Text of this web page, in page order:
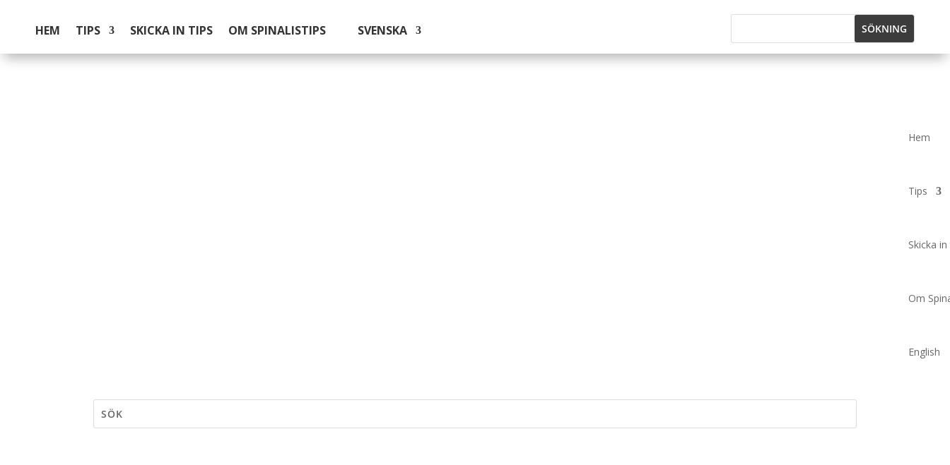
HEM TIPS SKICKA IN TIPS OM SPINALISTIPS SVENSKA
Hem
Tips
Skicka
Om
English